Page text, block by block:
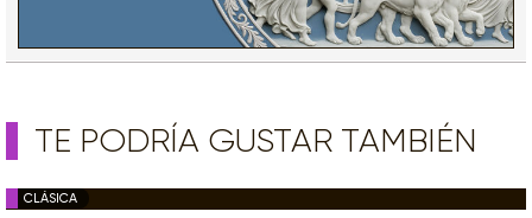
TE PODRÍA GUSTAR TAMBIÉN
CLÁSICA